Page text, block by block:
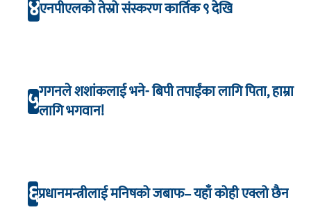
४एनपीएलको तेस्रो संस्करण कार्तिक ९ देखि
५गगनले शशांकलाई भने- बिपी तपाईंका लागि पिता, हाम्रा
लागि भगवान!
६प्रधानमन्त्रीलाई मनिषको जबाफ– यहाँ कोही एक्लो छैन